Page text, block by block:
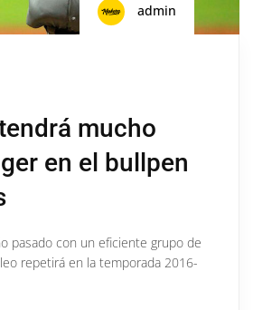
admin
mucho
en el bullpen
pasado con un eficiente grupo de
repetirá en la temporada 2016-